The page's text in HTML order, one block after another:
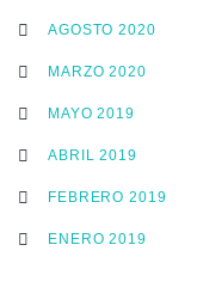
AGOSTO 2020
MARZO 2020
MAYO 2019
ABRIL 2019
FEBRERO 2019
ENERO 2019